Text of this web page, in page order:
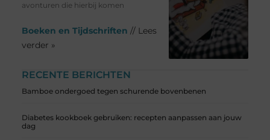
RECENTE BERICHTEN
Bamboe ondergoed tegen schurende bovenbenen
Diabetes kookboek gebruiken: recepten aanpassen aan jouw
dag
avonturen die hierbij komen
Boeken en Tijdschriften // Lees
verder »